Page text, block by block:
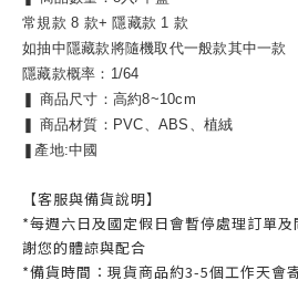
常規款 8 款+隱藏款 1 款
如抽中隱藏款將隨機取代一般款其中一款
隱藏款概率：1/64
❚ 商品尺寸：高約8~10cm
❚ 商品材質：PVC、ABS、植絨
❚產地:中國
【客服與備貨說明】
*每週六日及國定假日會暫停處理訂單
謝您的體諒與配合
*備貨時間：現貨商品約3-5個工作天會